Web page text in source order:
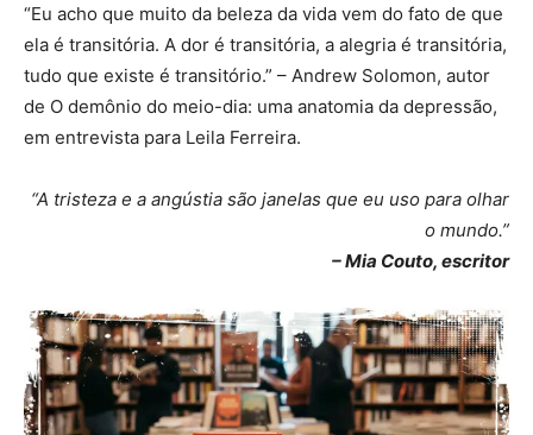
“Eu acho que muito da beleza da vida vem do fato de que
ela é transitória. A dor é transitória, a alegria é transitória,
tudo que existe é transitório.” – Andrew Solomon, autor
de O demônio do meio-dia: uma anatomia da depressão,
em entrevista para Leila Ferreira.
“A tristeza e a angústia são janelas que eu uso para olhar
o mundo.”
– Mia Couto, escritor